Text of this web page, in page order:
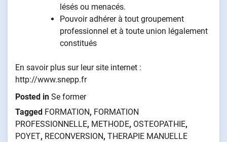
lésés ou menacés.
Pouvoir adhérer à tout groupement
professionnel et à toute union légalement
constitués
En savoir plus sur leur site internet :
http://www.snepp.fr
Posted in Se former
Tagged FORMATION, FORMATION
PROFESSIONNELLE, METHODE, OSTEOPATHIE,
POYET, RECONVERSION, THERAPIE MANUELLE